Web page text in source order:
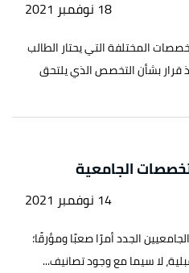
18 نوفمبر 2021
المختلفة التي يحتار الطالب
قرار بشأن التخصص الذي يلتحق
الجامعية
14 نوفمبر 2021
الجدد أمرًا صعبًا ومؤرقًا؛
لا سيما مع وجود تصانيف...